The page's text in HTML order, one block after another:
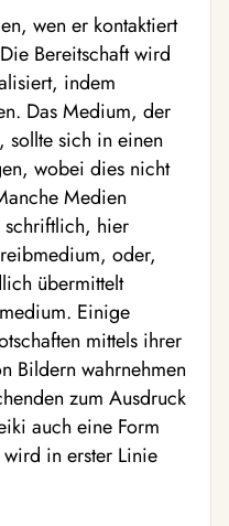
wen er kontaktiert
Bereitschaft wird
indem
Das Medium, der
sollte sich in einen
wobei dies nicht
Medien
schriftlich, hier
oder,
übermittelt
Einige
mittels ihrer
Bildern wahrnehmen
zum Ausdruck
auch eine Form
in erster Linie